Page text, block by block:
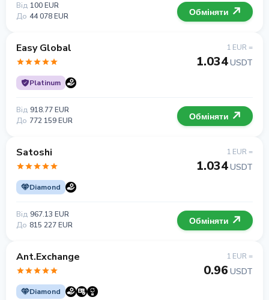
Від 100 EUR
До 44 078 EUR Обміняти
Easy Global
Platinum
1 EUR =
1.034USDT
Від 918.77 EUR
До 772 159 EUR Обміняти
Satoshi
Diamond
1 EUR =
1.034USDT
Від 967.13 EUR
До 815 227 EUR Обміняти
Ant.Exchange
Diamond
1 EUR =
0.96 USDT